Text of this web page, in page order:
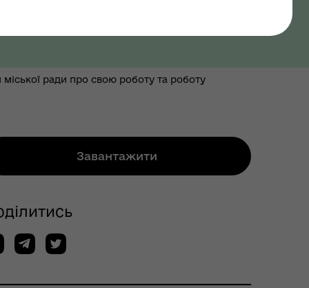
ради про свою роботу та роботу
Завантажити